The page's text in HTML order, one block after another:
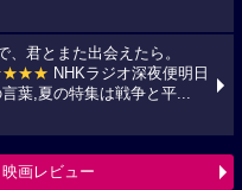
、君とまた出会えたら。
NHKラジオ深夜便明日
葉,夏の特集は戦争と平...
映画レビュー